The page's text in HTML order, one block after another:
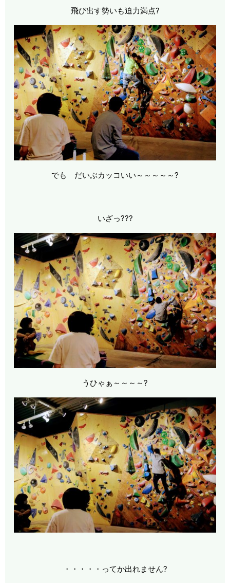
飛び出す勢いも迫力満点?
でも だいぶカッコいい～～～～～?
いざっ???
うひゃぁ～～～～?
・・・・・ってか出れません?